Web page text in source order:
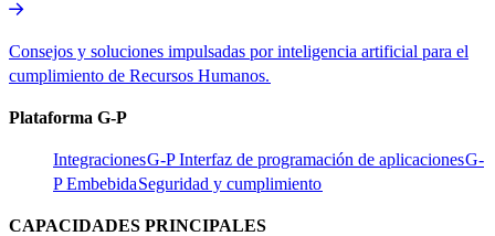
Consejos y soluciones impulsadas por inteligencia artificial para el
cumplimiento de Recursos Humanos.​​
Plataforma G-P​​
Integraciones​​G-P Interfaz de programación de aplicaciones​​G-
P Embebida​​Seguridad y cumplimiento​​
CAPACIDADES PRINCIPALES​​